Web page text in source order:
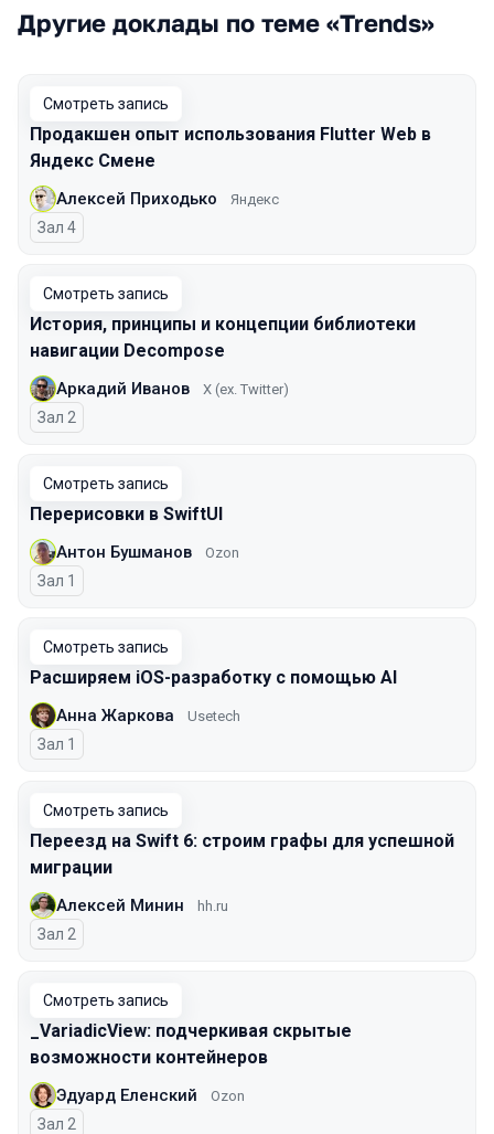
Другие доклады по теме «Trends»
Смотреть запись
Продакшен опыт использования Flutter Web в
Яндекс Смене
Алексей Приходько Яндекс
Зал 4
Смотреть запись
История, принципы и концепции библиотеки
навигации Decompose
Аркадий Иванов X (ex. Twitter)
Зал 2
Смотреть запись
Перерисовки в SwiftUI
Антон Бушманов Ozon
Зал 1
Смотреть запись
Расширяем iOS-разработку с помощью AI
Анна Жаркова Usetech
Зал 1
Смотреть запись
Переезд на Swift 6: строим графы для успешной
миграции
Алексей Минин hh.ru
Зал 2
Смотреть запись
_VariadicView: подчеркивая скрытые
возможности контейнеров
Эдуард Еленский Ozon
Зал 2